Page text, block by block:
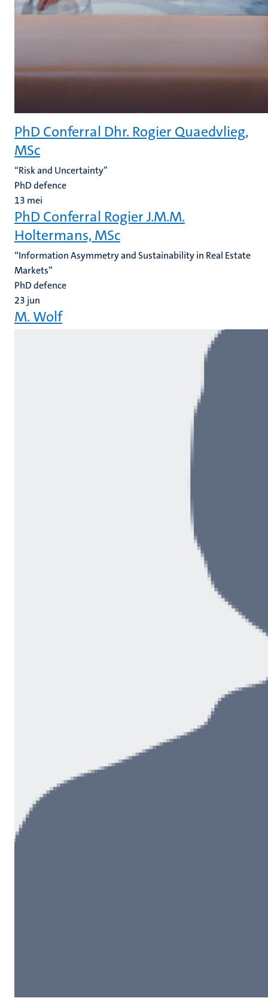
PhD Conferral Dhr. Rogier Quaedvlieg,
MSc
“Risk and Uncertainty”
PhD defence
13 mei
PhD Conferral Rogier J.M.M.
Holtermans, MSc
“Information Asymmetry and Sustainability in Real Estate
Markets”
PhD defence
23 jun
M. Wolf